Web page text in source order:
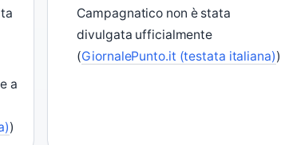
a
)
Campagnatico non è stata
divulgata ufficialmente
(GiornalePunto.it (testata italiana))